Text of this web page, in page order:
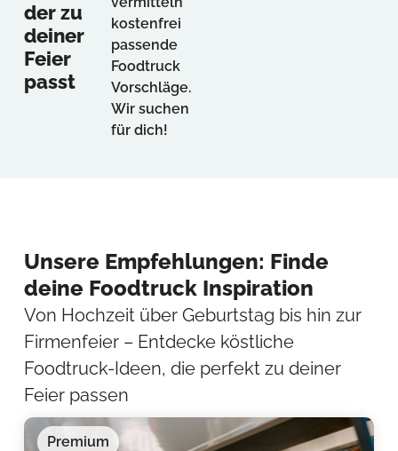
der zu
deiner
Feier
passt
kostenfrei
passende
Foodtruck
Vorschläge.
Wir suchen
für dich!
Unsere Empfehlungen: Finde
deine Foodtruck Inspiration
Von Hochzeit über Geburtstag bis hin zur
Firmenfeier – Entdecke köstliche
Foodtruck-Ideen, die perfekt zu deiner
Feier passen
Premium